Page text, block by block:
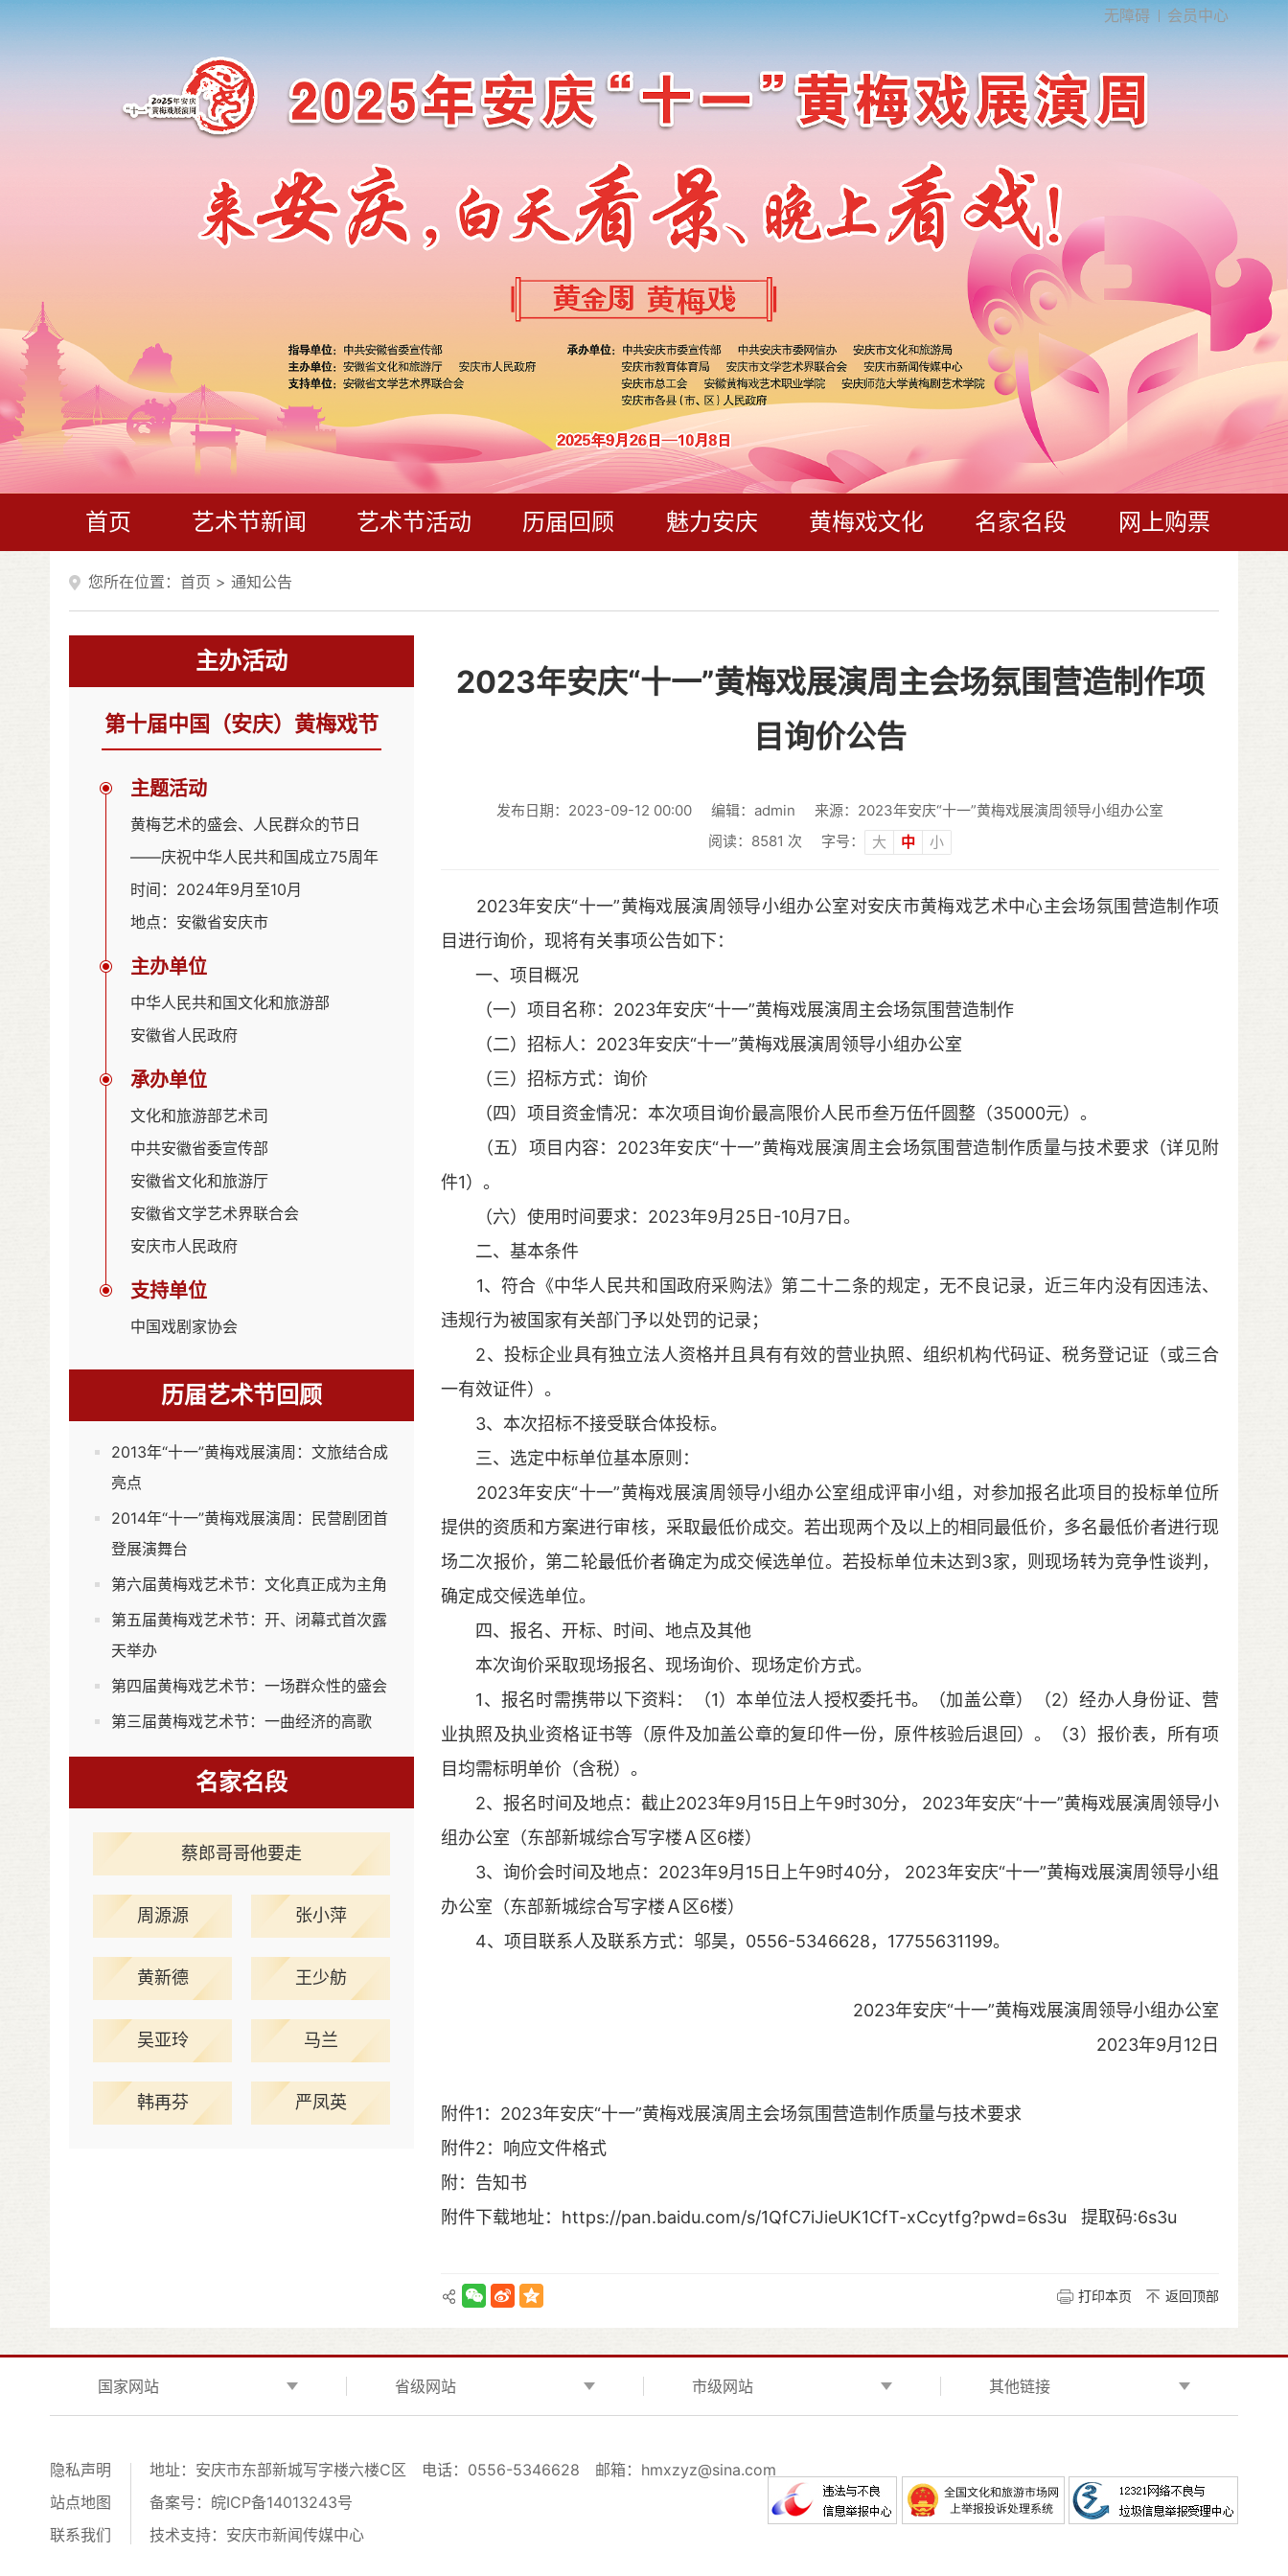
无障碍 会员中心
首页 艺术节新闻 艺术节活动 历届回顾 魅力安庆 黄梅戏文化 名家名段 网上购票
您所在位置： 首页 > 通知公告
主办活动
第十届中国（安庆）黄梅戏节
主题活动
黄梅艺术的盛会、人民群众的节日
——庆祝中华人民共和国成立75周年
时间：2024年9月至10月
地点：安徽省安庆市
主办单位
中华人民共和国文化和旅游部
安徽省人民政府
承办单位
文化和旅游部艺术司
中共安徽省委宣传部
安徽省文化和旅游厅
安徽省文学艺术界联合会
安庆市人民政府
支持单位
中国戏剧家协会
历届艺术节回顾
2013年“十一”黄梅戏展演周：文旅结合成
亮点
2014年“十一”黄梅戏展演周：民营剧团首
登展演舞台
第六届黄梅戏艺术节：文化真正成为主角
第五届黄梅戏艺术节：开、闭幕式首次露
天举办
第四届黄梅戏艺术节：一场群众性的盛会
第三届黄梅戏艺术节：一曲经济的高歌
名家名段
蔡郎哥哥他要走
周源源 张小萍
黄新德 王少舫
吴亚玲 马兰
韩再芬 严凤英
2023年安庆“十一”黄梅戏展演周主会场氛围营造制作项
目询价公告
发布日期：2023-09-12 00:00 编辑：admin
来源：2023年安庆“十一”黄梅戏展演周领导小组办公室
阅读： 8581 次 字号： 大 中 小
2023年安庆“十一”黄梅戏展演周领导小组办公室对安庆市黄梅戏艺术中心主会场氛围营造制作项
目进行询价，现将有关事项公告如下：
一、项目概况
（一）项目名称：2023年安庆“十一”黄梅戏展演周主会场氛围营造制作
（二）招标人：2023年安庆“十一”黄梅戏展演周领导小组办公室
（三）招标方式：询价
（四）项目资金情况：本次项目询价最高限价人民币叁万伍仟圆整（35000元）。
（五）项目内容：2023年安庆“十一”黄梅戏展演周主会场氛围营造制作质量与技术要求（详见附
件1）。
（六）使用时间要求：2023年9月25日-10月7日。
二、基本条件
1、符合《中华人民共和国政府采购法》第二十二条的规定，无不良记录，近三年内没有因违法、
违规行为被国家有关部门予以处罚的记录；
2、投标企业具有独立法人资格并且具有有效的营业执照、组织机构代码证、税务登记证（或三合
一有效证件）。
3、本次招标不接受联合体投标。
三、选定中标单位基本原则：
2023年安庆“十一”黄梅戏展演周领导小组办公室组成评审小组，对参加报名此项目的投标单位所
提供的资质和方案进行审核，采取最低价成交。若出现两个及以上的相同最低价，多名最低价者进行现
场二次报价，第二轮最低价者确定为成交候选单位。若投标单位未达到3家，则现场转为竞争性谈判，
确定成交候选单位。
四、报名、开标、时间、地点及其他
本次询价采取现场报名、现场询价、现场定价方式。
1、报名时需携带以下资料：（1）本单位法人授权委托书。（加盖公章）（2）经办人身份证、营
业执照及执业资格证书等（原件及加盖公章的复印件一份，原件核验后退回）。（3）报价表，所有项
目均需标明单价（含税）。
2、报名时间及地点：截止2023年9月15日上午9时30分， 2023年安庆“十一”黄梅戏展演周领导小
组办公室（东部新城综合写字楼Ａ区6楼）
3、询价会时间及地点：2023年9月15日上午9时40分， 2023年安庆“十一”黄梅戏展演周领导小组
办公室（东部新城综合写字楼Ａ区6楼）
4、项目联系人及联系方式：邬昊，0556-5346628，17755631199。
2023年安庆“十一”黄梅戏展演周领导小组办公室
2023年9月12日
附件1：2023年安庆“十一”黄梅戏展演周主会场氛围营造制作质量与技术要求
附件2： 响应文件格式
附：告知书
附件下载地址：https://pan.baidu.com/s/1QfC7iJieUK1CfT-xCcytfg?pwd=6s3u 提取码:6s3u
打印本页 返回顶部
国家网站 省级网站 市级网站 其他链接
隐私声明
站点地图
联系我们
地址：安庆市东部新城写字楼六楼C区 电话：0556-5346628
邮箱：hmxzyz@sina.com
备案号： 皖ICP备14013243号
技术支持：安庆市新闻传媒中心